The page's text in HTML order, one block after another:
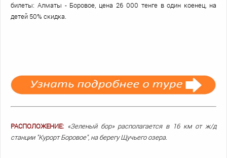
билеты: Алматы - Боровое, цена 26 000 тенге в один коенец, на
детей 50% скидка.
РАСПОЛОЖЕНИЕ: «Зеленый бор» располагается в 16 км от ж/д
станции "Курорт Боровое", на берегу Щучьего озера.